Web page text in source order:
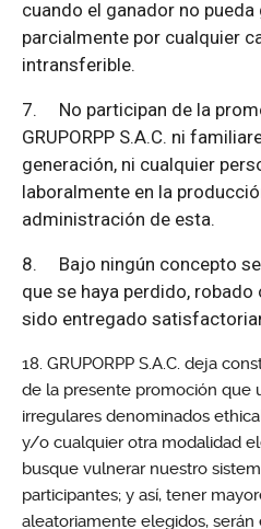
cuando el ganador no
parcialmente por cualquier
intransferible.
7. No participan de la
GRUPORPP S.A.C. ni
generación, ni cualquier
laboralmente en la
administración de esta.
8. Bajo ningún concepto
que se haya perdido,
sido entregado
GRUPORPP S.A.C. deja
de la presente promoción que
irregulares denominados
y/o cualquier otra modalidad
busque vulnerar nuestro
participantes; y así, tener
aleatoriamente elegidos,